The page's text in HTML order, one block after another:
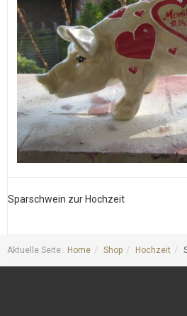
Sparschwein zur Hochzeit
Aktuelle Seite: Home Shop Hochzeit